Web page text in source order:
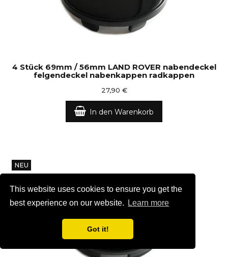
This website uses cookies to ensure you get the
best experience on our website.
Learn more
Got it!
4 Stück 69mm / 56mm LAND ROVER nabendeckel
felgendeckel nabenkappen radkappen
27,90 €
In den Warenkorb
NEU